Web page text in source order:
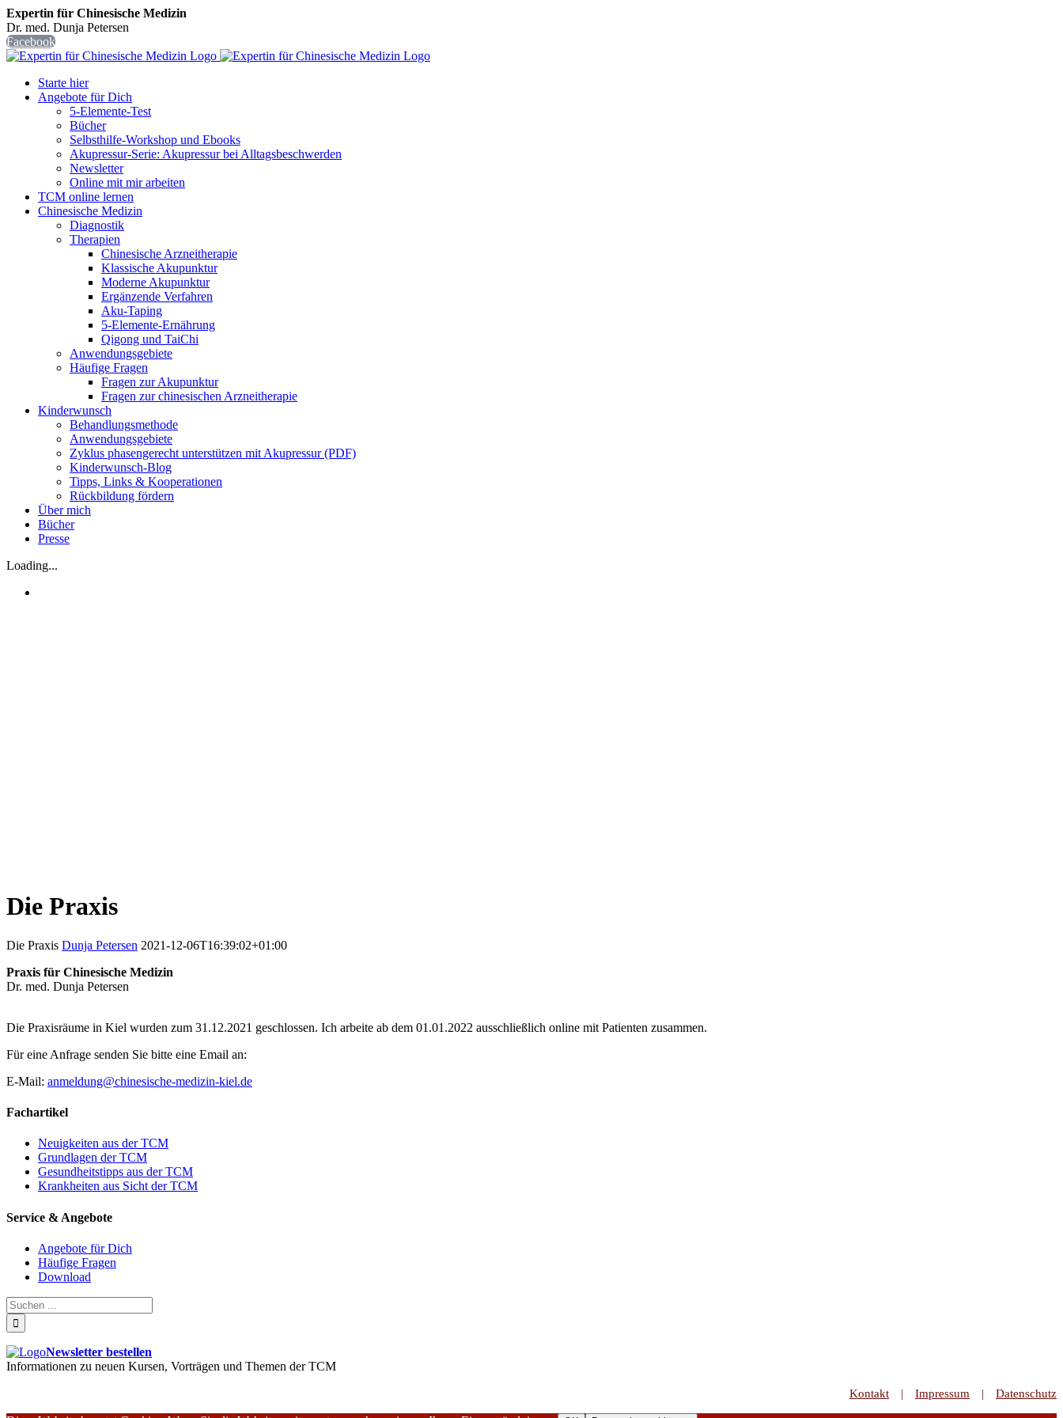
Expertin für Chinesische Medizin
Dr. med. Dunja Petersen
Facebook
Starte hier
Angebote für Dich
5-Elemente-Test
Bücher
Selbsthilfe-Workshop und Ebooks
Akupressur-Serie: Akupressur bei Alltagsbeschwerden
Newsletter
Online mit mir arbeiten
TCM online lernen
Chinesische Medizin
Diagnostik
Therapien
Chinesische Arzneitherapie
Klassische Akupunktur
Moderne Akupunktur
Ergänzende Verfahren
Aku-Taping
5-Elemente-Ernährung
Qigong und TaiChi
Anwendungsgebiete
Häufige Fragen
Fragen zur Akupunktur
Fragen zur chinesischen Arzneitherapie
Kinderwunsch
Behandlungsmethode
Anwendungsgebiete
Zyklus phasengerecht unterstützen mit Akupressur (PDF)
Kinderwunsch-Blog
Tipps, Links & Kooperationen
Rückbildung fördern
Über mich
Bücher
Presse
Loading...
Die Praxis
Die Praxis Dunja Petersen 2021-12-06T16:39:02+01:00
Praxis für Chinesische Medizin
Dr. med. Dunja Petersen
Die Praxisräume in Kiel wurden zum 31.12.2021 geschlossen. Ich arbeite ab dem 01.01.2022 ausschließlich online mit Patienten zusammen.
Für eine Anfrage senden Sie bitte eine Email an:
E-Mail: anmeldung@chinesische-medizin-kiel.de
Fachartikel
Neuigkeiten aus der TCM
Grundlagen der TCM
Gesundheitstipps aus der TCM
Krankheiten aus Sicht der TCM
Service & Angebote
Angebote für Dich
Häufige Fragen
Download
Newsletter bestellen
Informationen zu neuen Kursen, Vorträgen und Themen der TCM
Kontakt Impressum Datenschutz